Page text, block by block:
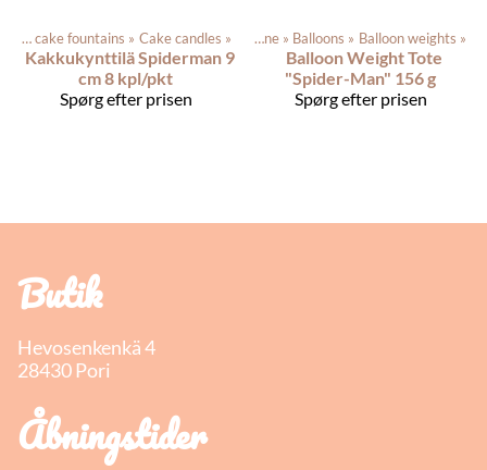
Cake candles and cake fountains ‪» Cake candles ‪»
Kakkukynttilä Spiderman 9
cm 8 kpl/pkt
Spørg efter prisen
Produkterne ‪» Balloons ‪» Balloon weights ‪»
Balloon Weight Tote
"Spider-Man" 156 g
Spørg efter prisen
Butik
Hevosenkenkä 4
28430 Pori
Åbningstider